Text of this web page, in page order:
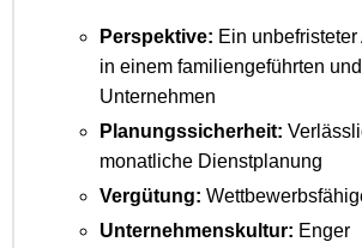
Perspektive: Ein
in einem familiengeführten
Unternehmen
Planungssicherheit:
monatliche Dienstplanung
Vergütung:
Unternehmenskultur: Enger